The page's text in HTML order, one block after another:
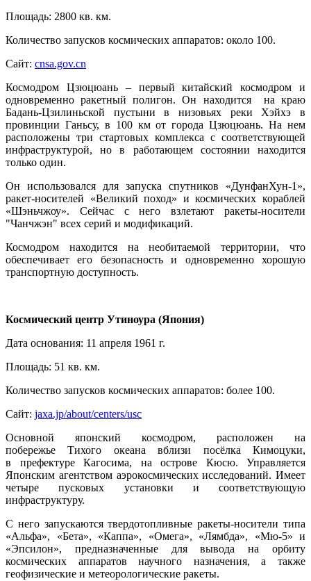
Площадь: 2800 кв. км.
Количество запусков космических аппаратов: около 100.
Сайт: cnsa.gov.cn
Космодром Цзюцюань – первый китайский космодром и
одновременно ракетный полигон. Он находится на краю
Бадань-Цзилиньской пустыни в низовьях реки Хэйхэ в
провинции Ганьсу, в 100 км от города Цзюцюань. На нем
расположены три стартовых комплекса с соответствующей
инфраструктурой, но в работающем состоянии находится
только один.
Он использовался для запуска спутников «ДунфанХун-1»,
ракет-носителей «Великий поход» и космических кораблей
«Шэньчжоу». Сейчас с него взлетают ракеты-носители
"Чанчжэн" всех серий и модификаций.
Космодром находится на необитаемой территории, что
обеспечивает его безопасность и одновременно хорошую
транспортную доступность.
Космический центр Утиноура (Япония)
Дата основания: 11 апреля 1961 г.
Площадь: 51 кв. км.
Количество запусков космических аппаратов: более 100.
Сайт: jaxa.jp/about/centers/usc
Основной японский космодром, расположен на
побережье Тихого океана вблизи посёлка Кимоцуки,
в префектуре Кагосима, на острове Кюсю. Управляется
Японским агентством аэрокосмических исследований. Имеет
четыре пусковых установки и соответствующую
инфраструктуру.
С него запускаются твердотопливные ракеты-носители типа
«Альфа», «Бета», «Каппа», «Омега», «Лямбда», «Мю-5» и
«Эпсилон», предназначенные для вывода на орбиту
космических аппаратов научного назначения, а также
геофизические и метеорологические ракеты.